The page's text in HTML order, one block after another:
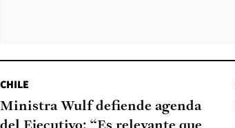
CHILE
Ministra Wulf defiende agenda